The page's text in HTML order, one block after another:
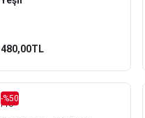
480,00TL
-%50
Pro